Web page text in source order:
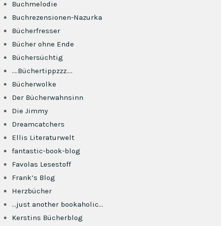
Buchmelodie
Buchrezensionen-Nazurka
Bücherfresser
Bücher ohne Ende
Büchersüchtig
….Büchertippzzz….
Bücherwolke
Der Bücherwahnsinn
Die Jimmy
Dreamcatchers
Ellis Literaturwelt
fantastic-book-blog
Favolas Lesestoff
Frank’s Blog
Herzbücher
…just another bookaholic…
Kerstins Bücherblog